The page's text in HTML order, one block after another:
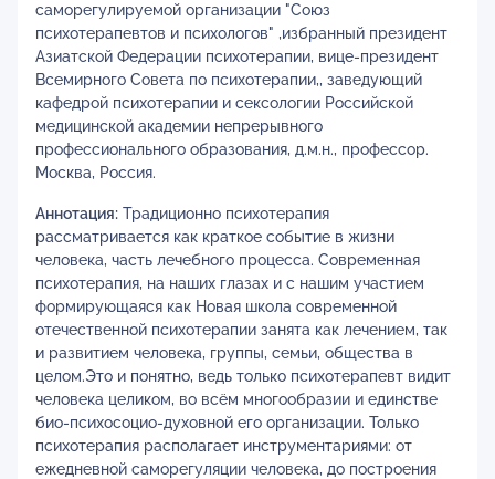
саморегулируемой организации "Союз
психотерапевтов и психологов" ,избранный президент
Азиатской Федерации психотерапии, вице-президент
Всемирного Совета по психотерапии,, заведующий
кафедрой психотерапии и сексологии Российской
медицинской академии непрерывного
профессионального образования, д.м.н., профессор.
Москва, Россия.
Аннотация: Традиционно психотерапия
рассматривается как краткое событие в жизни
человека, часть лечебного процесса. Современная
психотерапия, на наших глазах и с нашим участием
формирующаяся как Новая школа современной
отечественной психотерапии занята как лечением, так
и развитием человека, группы, семьи, общества в
целом.Это и понятно, ведь только психотерапевт видит
человека целиком, во всём многообразии и единстве
био-психосоцио-духовной его организации. Только
психотерапия располагает инструментариями: от
ежедневной саморегуляции человека, до построения